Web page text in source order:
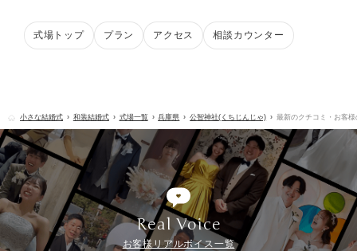
式場トップ プラン アクセス 相談カウンター
小さな結婚式 和装結婚式 式場一覧 兵庫県 公智神社(くちじんじゃ) 最新のクチコミ・お客様
Real Voice
お客様リアルボイス一覧